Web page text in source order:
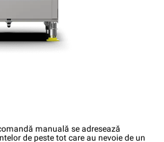
manuală se adresează
de peste tot care au nevoie de un